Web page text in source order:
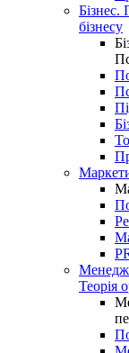
Бізнес.
бізнесу
Теорія